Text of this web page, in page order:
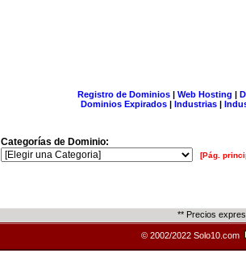
Registro de Dominios| Web Hosting |
Dominios Expirados | Industrias |
Categorías de Dominio:
[Pág.
** Precios
© 2002/2022 Solo10.com